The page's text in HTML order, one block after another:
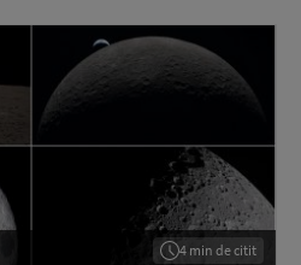
4 min de citit